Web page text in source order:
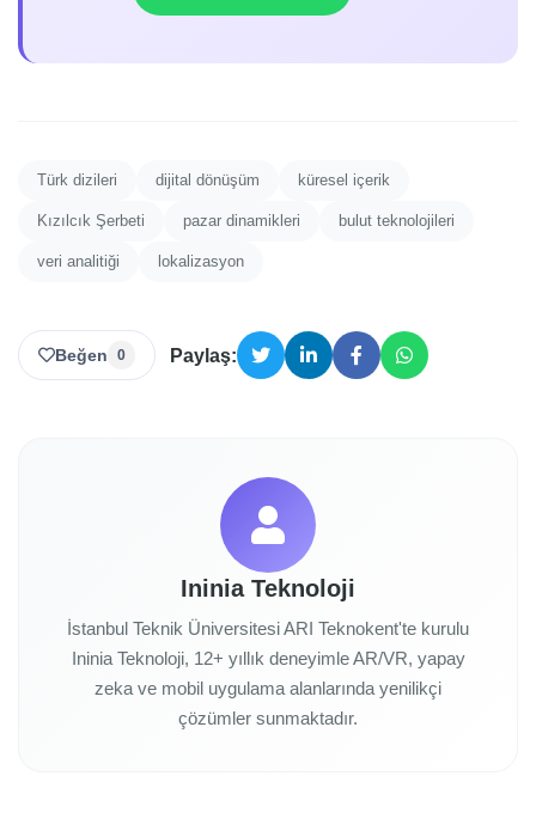
Türk dizileri dijital dönüşüm küresel içerik
Kızılcık Şerbeti pazar dinamikleri bulut teknolojileri
veri analitiği lokalizasyon
Beğen 0 Paylaş:
Ininia Teknoloji
İstanbul Teknik Üniversitesi ARI Teknokent'te kurulu
Ininia Teknoloji, 12+ yıllık deneyimle AR/VR, yapay
zeka ve mobil uygulama alanlarında yenilikçi
çözümler sunmaktadır.